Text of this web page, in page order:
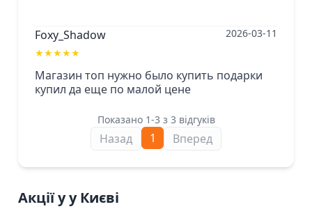
Foxy_Shadow
★★★★★
2026-03-11
Магазин топ нужно было купить подарки
купил да еще по малой цене
Показано 1-3 з 3 відгуків
Назад 1 Вперед
Акції у у Києві